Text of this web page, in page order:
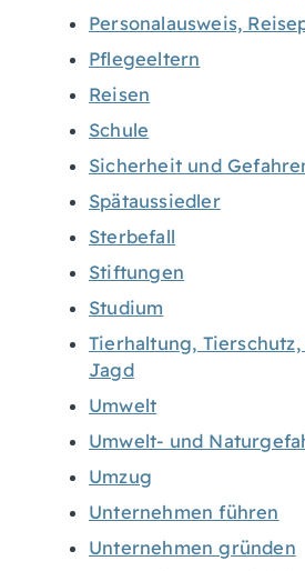
Personalausweis,
Pflegeeltern
Reisen
Schule
Sicherheit und
Spätaussiedler
Sterbefall
Stiftungen
Studium
Tierhaltung,
Jagd
Umwelt
Umwelt- und
Umzug
Unternehmen führen
Unternehmen gründen